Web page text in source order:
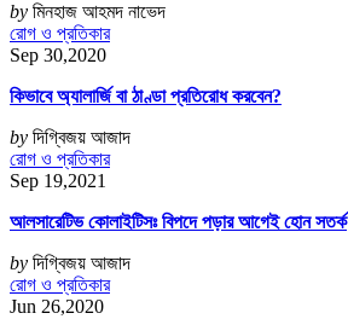
by মিনহাজ আহমদ নাভেদ
রোগ ও প্রতিকার
Sep 30,2020
কিভাবে অ্যালার্জি বা ঠাণ্ডা প্রতিরোধ করবেন?
by দিগ্বিজয় আজাদ
রোগ ও প্রতিকার
Sep 19,2021
আলসারেটিভ কোলাইটিসঃ বিপদে পড়ার আগেই হোন সতর্ক
by দিগ্বিজয় আজাদ
রোগ ও প্রতিকার
Jun 26,2020